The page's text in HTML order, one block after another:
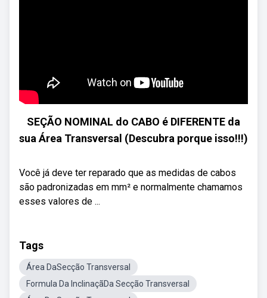
SEÇÃO NOMINAL do CABO é DIFERENTE da
sua Área Transversal (Descubra porque isso!!!)
Você já deve ter reparado que as medidas de cabos
são padronizadas em mm² e normalmente chamamos
esses valores de ...
Tags
Área DaSecção Transversal
Formula Da InclinaçãDa Secção Transversal